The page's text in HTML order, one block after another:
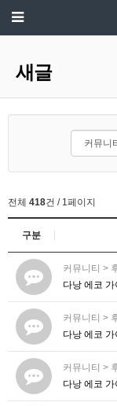
새글
전체 418건 / 1페이지
구분
커뮤니티 >
다낭 에코
커뮤니티 >
다낭 에코
커뮤니티 >
다낭 에코